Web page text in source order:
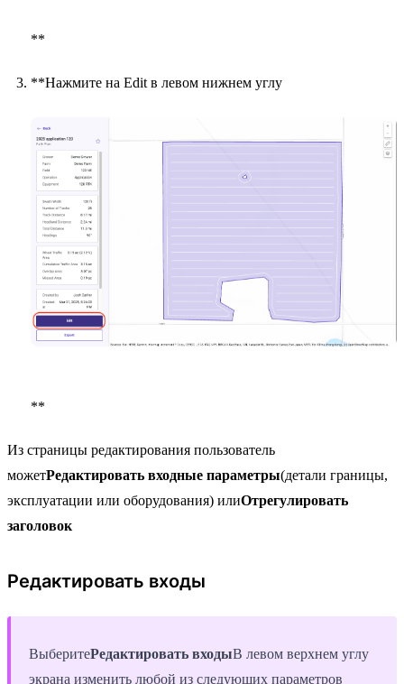
**
**Нажмите на Edit в левом нижнем углу
**
Из страницы редактирования пользователь
можетРедактировать входные параметры(детали границы,
эксплуатации или оборудования) илиОтрегулировать
заголовок
Редактировать входы
ВыберитеРедактировать входыВ левом верхнем углу
экрана изменить любой из следующих параметров